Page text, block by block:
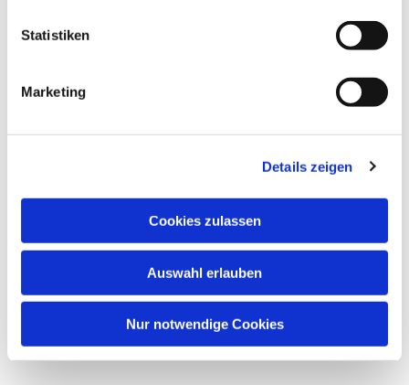
Statistiken
Marketing
Details zeigen
Cookies zulassen
Auswahl erlauben
Nur notwendige Cookies